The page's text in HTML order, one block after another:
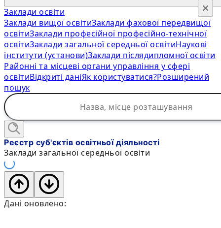
Заклади освіти
Заклади вищої освітиЗаклади фахової передвищої
освітиЗаклади професійної професійно-технічної
освітиЗаклади загальної середньої освітиНаукові
інститути (установи)Заклади післядипломної освіти
Районні та місцеві органи управління у сфері
освітиВідкриті даніЯк користуватися?Розширений
пошук
×
Реєстр суб'єктів освітньої діяльності
Заклади загальної середньої освіти
Дані оновлено: